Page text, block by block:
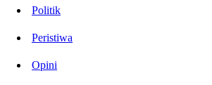
Politik
Peristiwa
Opini